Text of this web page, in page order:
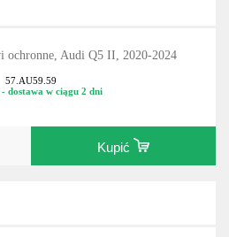
ochronne, Audi Q5 II, 2020-2024
57.AU59.59
- dostawa w ciągu 2 dni
Kupić